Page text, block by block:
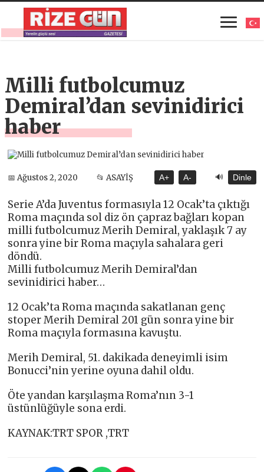
Milli futbolcumuz
Demiral’dan sevinidirici
haber
📅 Ağustos 2, 2020 📂 ASAYİŞ A+ A- 🔊 Dinle
Serie A’da Juventus formasıyla 12 Ocak’ta çıktığı
Roma maçında sol diz ön çapraz bağları kopan
milli futbolcumuz Merih Demiral, yaklaşık 7 ay
sonra yine bir Roma maçıyla sahalara geri
döndü.
Milli futbolcumuz Merih Demiral’dan
sevinidirici haber…
12 Ocak’ta Roma maçında sakatlanan genç
stoper Merih Demiral 201 gün sonra yine bir
Roma maçıyla formasına kavuştu.
‪Merih Demiral, 51. dakikada deneyimli isim
Bonucci’nin yerine oyuna dahil oldu.
Öte yandan karşılaşma Roma’nın 3-1
üstünlüğüyle sona erdi.
KAYNAK:TRT SPOR ,TRT